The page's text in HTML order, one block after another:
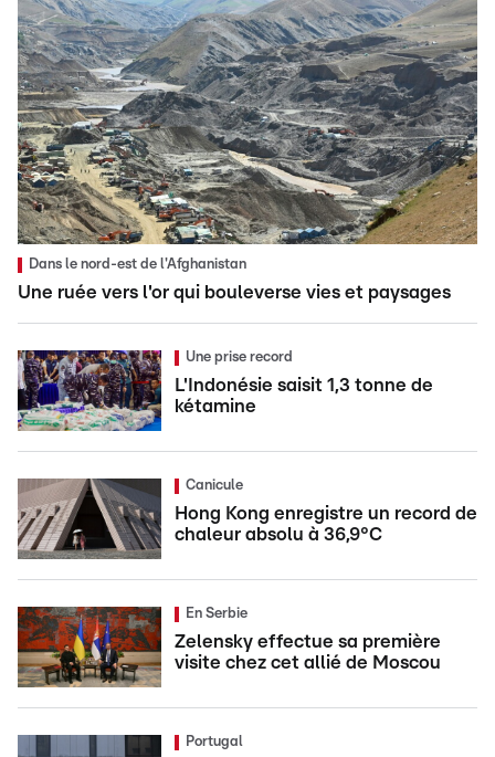
Dans le nord-est de l'Afghanistan
Une ruée vers l'or qui bouleverse vies et paysages
Une prise record
L'Indonésie saisit 1,3 tonne de
kétamine
Canicule
Hong Kong enregistre un record de
chaleur absolu à 36,9°C
En Serbie
Zelensky effectue sa première
visite chez cet allié de Moscou
Portugal